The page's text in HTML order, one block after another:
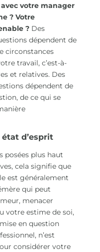
votre manager
? Votre
? Des
dépendent de
circonstances
travail, c’est-à-
et relatives. Des
dépendent de
de ce qui se
d’esprit
posées plus haut
cela signifie que
est généralement
qui peut
menacer
votre estime de soi,
en question
n’est
considérer votre